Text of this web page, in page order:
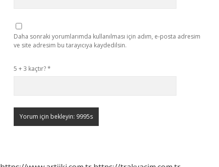
Daha sonraki yorumlarımda kullanılması için adım, e-posta adresim
ve site adresim bu tarayıcıya kaydedilsin.
5 + 3 kaçtır?*